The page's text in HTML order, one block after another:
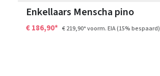
Enkellaars Menscha pino
€ 186,90* € 219,90*voorm. EIA(15% bespaard)